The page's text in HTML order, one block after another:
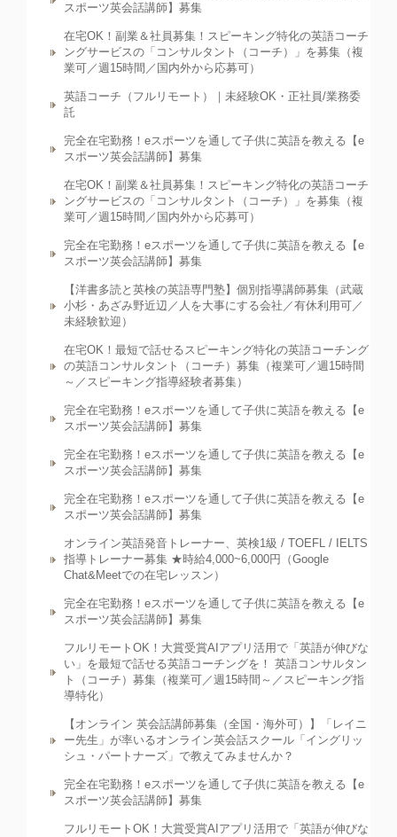
スポーツ英会話講師】募集
在宅OK！副業＆社員募集！スピーキング特化の英語コーチ
ングサービスの「コンサルタント（コーチ）」を募集（複
業可／週15時間／国内外から応募可）
英語コーチ（フルリモート）｜未経験OK・正社員/業務委
託
完全在宅勤務！eスポーツを通して子供に英語を教える【e
スポーツ英会話講師】募集
在宅OK！副業＆社員募集！スピーキング特化の英語コーチ
ングサービスの「コンサルタント（コーチ）」を募集（複
業可／週15時間／国内外から応募可）
完全在宅勤務！eスポーツを通して子供に英語を教える【e
スポーツ英会話講師】募集
【洋書多読と英検の英語専門塾】個別指導講師募集（武蔵
小杉・あざみ野近辺／人を大事にする会社／有休利用可／
未経験歓迎）
在宅OK！最短で話せるスピーキング特化の英語コーチング
の英語コンサルタント（コーチ）募集（複業可／週15時間
～／スピーキング指導経験者募集）
完全在宅勤務！eスポーツを通して子供に英語を教える【e
スポーツ英会話講師】募集
完全在宅勤務！eスポーツを通して子供に英語を教える【e
スポーツ英会話講師】募集
完全在宅勤務！eスポーツを通して子供に英語を教える【e
スポーツ英会話講師】募集
オンライン英語発音トレーナー、英検1級 / TOEFL / IELTS
指導トレーナー募集 ★時給4,000~6,000円（Google
Chat&Meetでの在宅レッスン）
完全在宅勤務！eスポーツを通して子供に英語を教える【e
スポーツ英会話講師】募集
フルリモートOK！大賞受賞AIアプリ活用で「英語が伸びな
い」を最短で話せる英語コーチングを！ 英語コンサルタン
ト（コーチ）募集（複業可／週15時間～／スピーキング指
導特化）
【オンライン 英会話講師募集（全国・海外可）】「レイニ
ー先生」が率いるオンライン英会話スクール「イングリッ
シュ・パートナーズ」で教えてみませんか？
完全在宅勤務！eスポーツを通して子供に英語を教える【e
スポーツ英会話講師】募集
フルリモートOK！大賞受賞AIアプリ活用で「英語が伸びな